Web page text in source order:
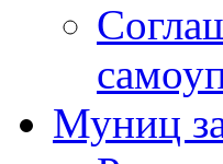
Муниц